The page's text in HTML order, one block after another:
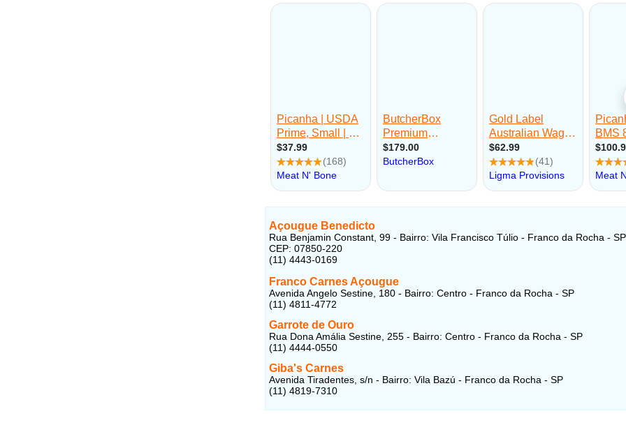
Açougue Benedicto
Rua Benjamin Constant, 99 - Bairro: Vila Francisco Túlio - Franco da Rocha -
CEP: 07850-220
(11) 4443-0169
Franco Carnes Açougue
Avenida Angelo Sestine, 180 - Bairro: Centro - Franco da Rocha - SP
(11) 4811-4772
Garrote de Ouro
Rua Dona Amália Sestine, 255 - Bairro: Centro - Franco da Rocha - SP
(11) 4444-0550
Giba's Carnes
Avenida Tiradentes, s/n - Bairro: Vila Bazú - Franco da Rocha - SP
(11) 4819-7310